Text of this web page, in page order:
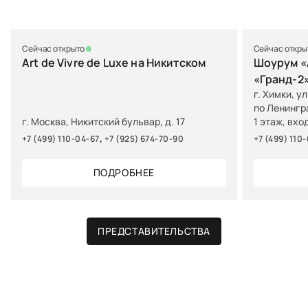
Сейчас открыто
Art de Vivre de Luxe на Никитском
г. Москва, Никитский бульвар, д. 17
+7 (499) 110-04-67, +7 (925) 674-70-90
ПОДРОБНЕЕ
Сейчас
Шоурум
«Гранд-
г. Химки,
по
1 этаж,
+7 (499)
ПРЕДСТАВИТЕЛЬСТВА